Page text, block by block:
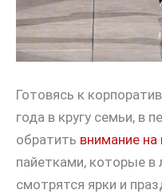
Готовясь к
года в кругу семьи, в
обратить внимание на
пайетками, которые
смотрятся ярки и